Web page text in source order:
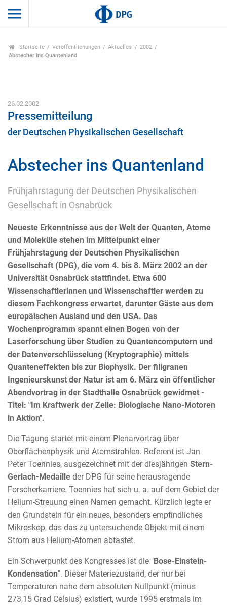
Startseite Veröffentlichungen Aktuelles
2002
Abstecher ins Quantenland
26.02.2002
Pressemitteilung
der Deutschen Physikalischen Gesellschaft
Abstecher ins Quantenland
Frühjahrstagung der Deutschen Physikalischen
Gesellschaft in Osnabrück
Neueste Erkenntnisse aus der Welt der Quanten, Atome
und Moleküle stehen im Mittelpunkt einer
Frühjahrstagung der Deutschen Physikalischen
Gesellschaft (DPG), die vom 4. bis 8. März 2002 an der
Universität Osnabrück stattfindet. Etwa 600
Wissenschaftlerinnen und Wissenschaftler werden zu
diesem Fachkongress erwartet, darunter Gäste aus dem
europäischen Ausland und den USA. Das
Wochenprogramm spannt einen Bogen von der
Laserforschung über Studien zu Quantencomputern und
der Datenverschlüsselung (Kryptographie) mittels
Quanteneffekten bis zur Biophysik. Der filigranen
Ingenieurskunst der Natur ist am 6. März ein öffentlicher
Abendvortrag in der Stadthalle Osnabrück gewidmet -
Titel: "Im Kraftwerk der Zelle: Biologische Nano-Motoren
in Aktion".
Die Tagung startet mit einem Plenarvortrag über
Oberflächenphysik und Atomstrahlen. Referent ist Jan
Peter Toennies, ausgezeichnet mit der diesjährigen Stern-
Gerlach-Medaille der DPG für seine herausragende
Forscherkarriere. Toennies hat sich u. a. auf dem Gebiet der
Helium-Streuung einen Namen gemacht. Kürzlich legte er
den Grundstein für ein neues, besonders empfindliches
Mikroskop, das das zu untersuchende Objekt mit einem
Strom aus Helium-Atomen abtastet.
Ein Schwerpunkt des Kongresses ist die "Bose-Einstein-
Kondensation". Dieser Materiezustand, der nur bei
Temperaturen nahe dem absoluten Nullpunkt (minus
273,15 Grad Celsius) existiert, wurde 1995 erstmals im